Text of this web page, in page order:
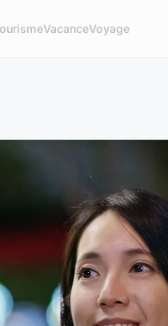
VacanceVoyage